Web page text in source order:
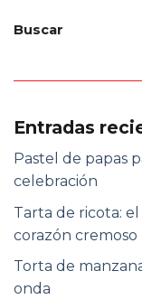
Buscar
Entradas
Pastel de papas
celebración
Tarta de ricota:
corazón cremoso
Torta de
onda